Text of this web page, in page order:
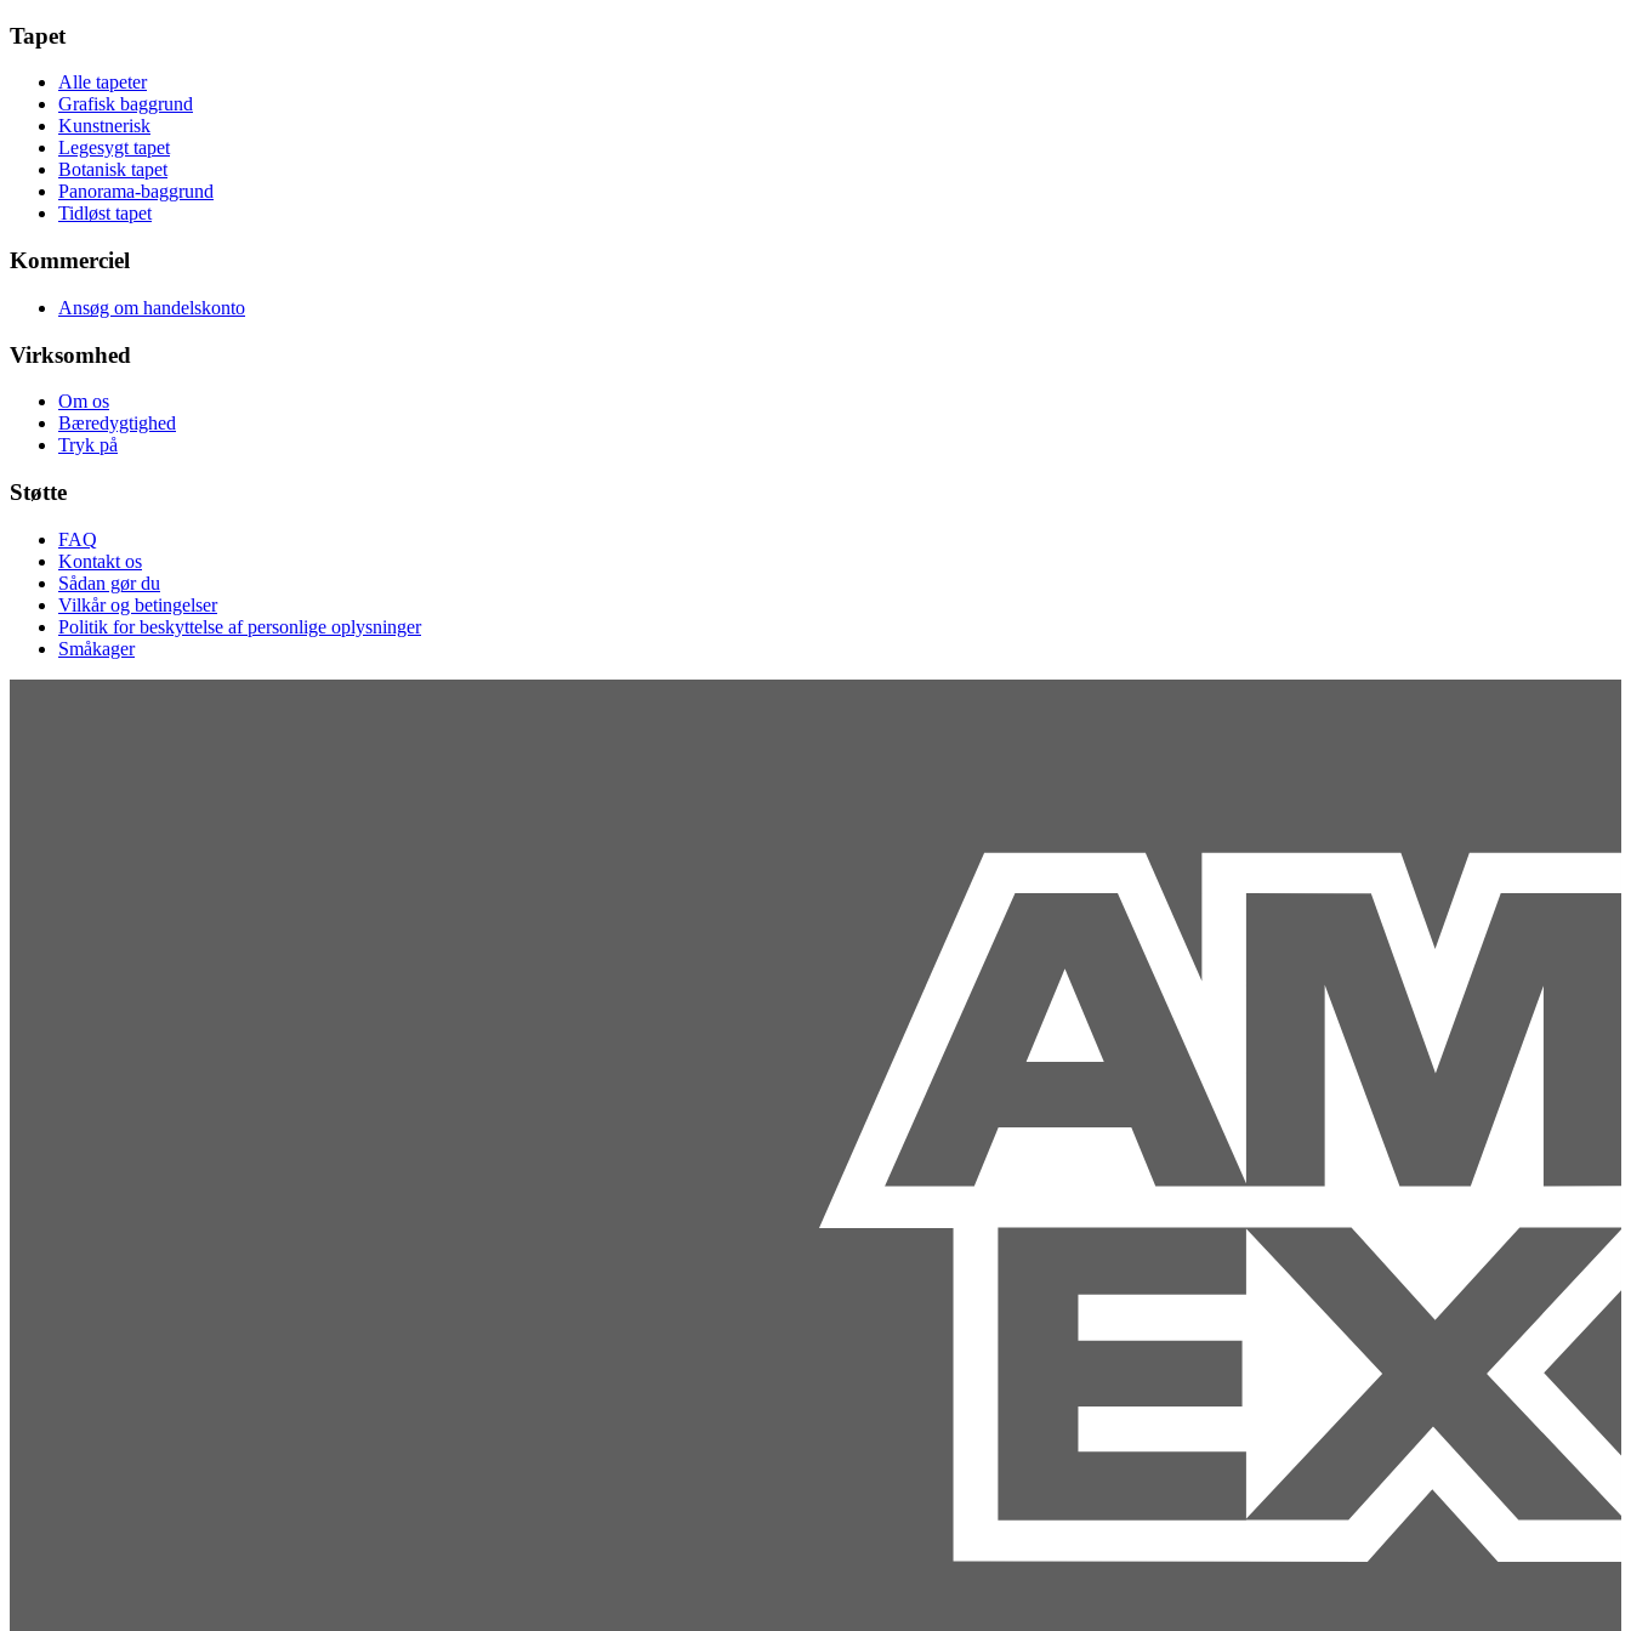
Tapet
Alle tapeter
Grafisk baggrund
Kunstnerisk
Legesygt tapet
Botanisk tapet
Panorama-baggrund
Tidløst tapet
Kommerciel
Ansøg om handelskonto
Virksomhed
Om os
Bæredygtighed
Tryk på
Støtte
FAQ
Kontakt os
Sådan gør du
Vilkår og betingelser
Politik for beskyttelse af personlige oplysninger
Småkager